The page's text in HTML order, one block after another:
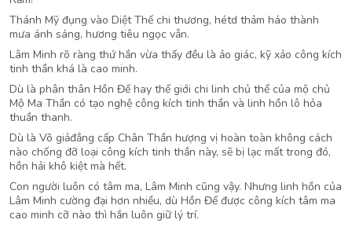
Thánh Mỹ đụng vào Diệt Thế chi thương, hétd thảm háo thành
mưa ánh sáng, hương tiêu ngọc vẫn.
Lâm Minh rõ ràng thứ hắn vừa thấy đều là ảo giác, kỹ xảo công kích
tinh thần khá là cao minh.
Dù là phân thân Hồn Đế hay thế giới chi linh chủ thể của mộ chủ
Mộ Ma Thần có tạo nghệ công kích tinh thần và linh hồn lô hỏa
thuần thanh.
Dù là Võ giảđẳng cấp Chân Thần hượng vị hoàn toàn không cách
nào chống đỡ loại công kích tinh thần này, sẽ bị lạc mất trong đó,
hồn hải khô kiệt mà hết.
Con người luôn có tâm ma, Lâm Minh cũng vậy. Nhưng linh hồn của
Lâm Minh cường đại hơn nhiều, dù Hồn Đế được công kích tâm ma
cao minh cỡ nào thì hắn luôn giữ lý trí.